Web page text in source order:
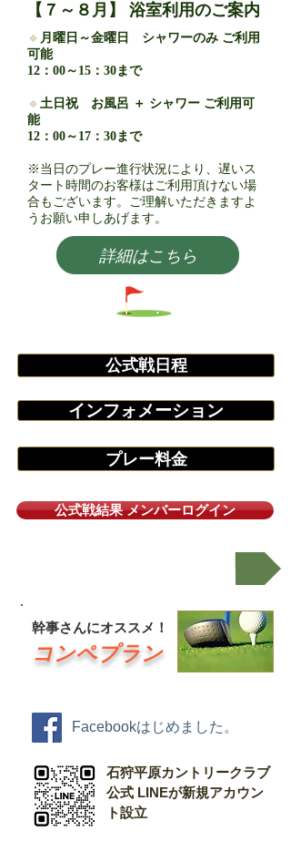
【７～８月】 浴室利用のご案内
🔹 月曜日～金曜日 シャワーのみ ご利用
可能
12：00～15：30まで
🔹 土日祝 お風呂 ＋ シャワー ご利用可
能
12：00～17：30まで
※当日のプレー進行状況により、遅いス
タート時間のお客様はご利用頂けない場
合もございます。ご理解いただきますよ
うお願い申しあげます。
詳細はこちら
公式戦日程
インフォメーション
プレー料金
公式戦結果 メンバーログイン
幹事さんにオススメ！
コンペプラン
Facebookはじめました。
石狩平原カントリークラブ
公式 LINEが新規アカウン
ト設立